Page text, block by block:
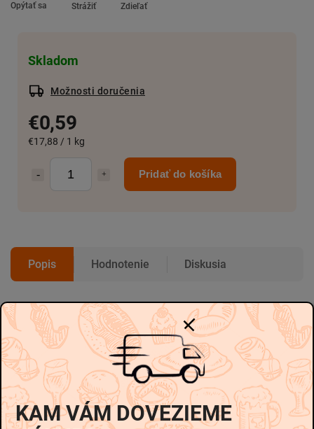
€0,59
€17,88 / 1 kg
Pridať do košíka
Skladom
Možnosti doručenia
Opýtať sa Strážiť Zdieľať
Popis Hodnotenie Diskusia
Podrobný popis
Popis produktu
Sušienka (34%) poliata mliečnym krémom (22%),
polomáčaná v mliečnej čokoláde (33%), zdobená
dražovanými cukríkmi (11%).
-
-
KAM VÁM DOVEZIEME